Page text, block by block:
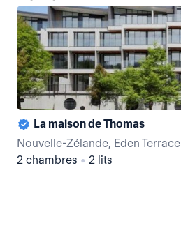
La maison de Thomas
Nouvelle-Zélande, Eden Terrace
2 chambres • 2 lits